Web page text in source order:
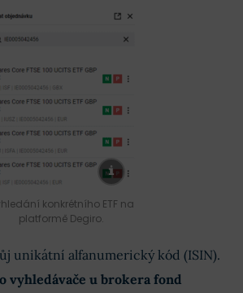
konkrétního ETF na
platformě Degiro.
unikátní alfanumerický kód (ISIN).
vyhledávače u brokera fond